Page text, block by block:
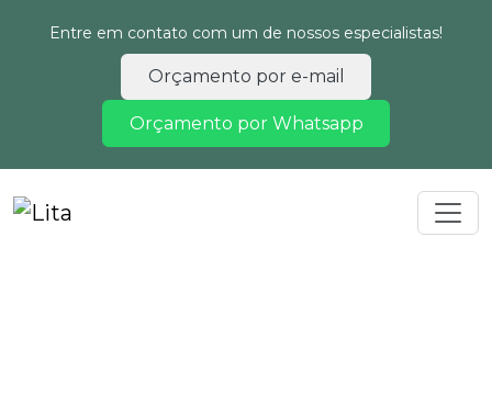
Entre em contato com um de nossos especialistas!
Orçamento por e-mail
Orçamento por Whatsapp